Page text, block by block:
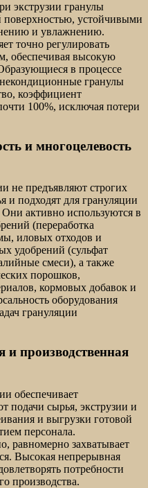
экструзии гранулы
поверхностью, устойчивыми
и увлажнению.
точно регулировать
обеспечивая высокую
в процессе
гранулы
коэффициент
100%, исключая потери
и многоцелевость
не предъявляют строгих
и подходят для грануляции
активно используются в
(переработка
иловых отходов и
удобрений (сульфат
смеси), а также
порошков,
кормовых добавок и
оборудования
грануляции
и производственная
обеспечивает
подачи сырья, экструзии и
и выгрузки готовой
персонала.
равномерно захватывает
Высокая непрерывная
потребности
производства.